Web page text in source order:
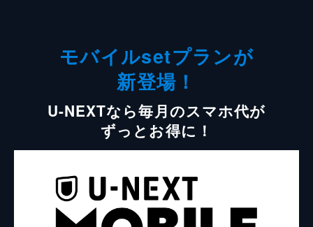
モバイルsetプランが
新登場！
U-NEXTなら毎月のスマホ代が
ずっとお得に！